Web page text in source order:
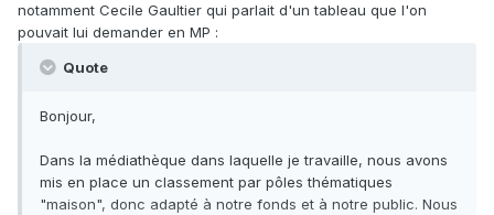
notamment Cecile Gaultier qui parlait d'un tableau que l'on
pouvait lui demander en MP :
Quote
Bonjour,
Dans la médiathèque dans laquelle je travaille, nous avons
mis en place un classement par pôles thématiques
"maison", donc adapté à notre fonds et à notre public. Nous